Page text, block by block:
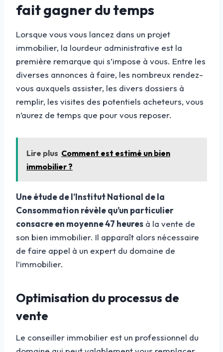
fait gagner du temps
Lorsque vous vous lancez dans un projet
immobilier, la lourdeur administrative est la
première remarque qui s’impose à vous. Entre les
diverses annonces à faire, les nombreux rendez-
vous auxquels assister, les divers dossiers à
remplir, les visites des potentiels acheteurs, vous
n’aurez de temps que pour vous reposer.
Lire plus Comment est estimé un bien
immobilier ?
Une étude de l’Institut National de la
Consommation révèle qu’un particulier
consacre en moyenne 47 heures à la vente de
son bien immobilier. Il apparaît alors nécessaire
de faire appel à un expert du domaine de
l’immobilier.
Optimisation du processus de
vente
Le conseiller immobilier est un professionnel du